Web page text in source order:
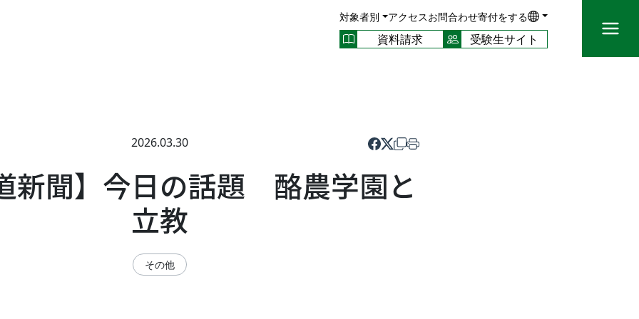
対象者別 アクセスお問合わせ寄付をする
資料請求 受験生サイト
2026.03.30
新聞】今日の話題 酪農学園と
立教
その他